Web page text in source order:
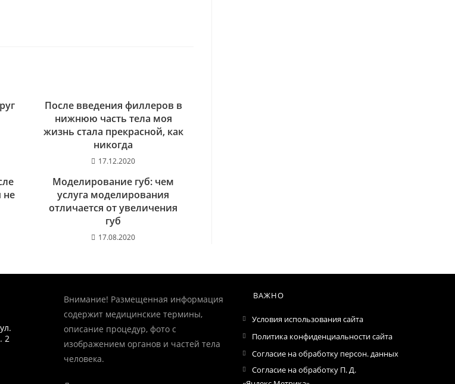
После введения филлеров в
нижнюю часть тела моя
жизнь стала прекрасной, как
никогда
17.12.2020
не
Моделирование губ: чем
услуга моделирования
отличается от увеличения
губ
17.08.2020
2
Внимание! Размещенная информация
содержит медицинские термины,
описание процедур, фото с
изображением органов и частей тела
человека.
ВАЖНО
Условия использования сайта
Политика конфиденциальности сайта
Согласие на обработку персон. данных
Согласие на обработку П. Д.